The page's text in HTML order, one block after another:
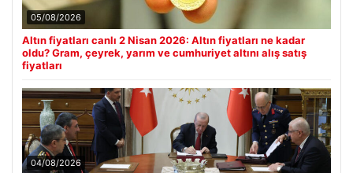
05/08/2026
Altın fiyatları canlı 2 Nisan 2026: Altın fiyatları ne kadar
oldu? Gram, çeyrek, yarım ve cumhuriyet altını alış satış
fiyatları
04/08/2026